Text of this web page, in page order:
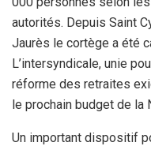
autorités. Depuis Saint
Jaurès le cortège a été
L’intersyndicale, unie
réforme des retraites
le prochain budget de la
Un important dispositif